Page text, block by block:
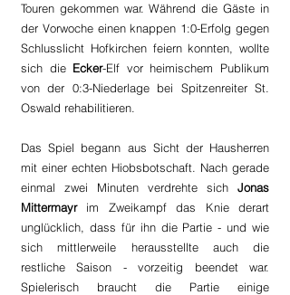
Touren gekommen war. Während die Gäste in
der Vorwoche einen knappen 1:0-Erfolg gegen
Schlusslicht Hofkirchen feiern konnten, wollte
sich die Ecker-Elf vor heimischem Publikum
von der 0:3-Niederlage bei Spitzenreiter St.
Oswald rehabilitieren.
Das Spiel begann aus Sicht der Hausherren
mit einer echten Hiobsbotschaft. Nach gerade
einmal zwei Minuten verdrehte sich Jonas
Mittermayr im Zweikampf das Knie derart
unglücklich, dass für ihn die Partie - und wie
sich mittlerweile herausstellte auch die
restliche Saison - vorzeitig beendet war.
Spielerisch braucht die Partie einige